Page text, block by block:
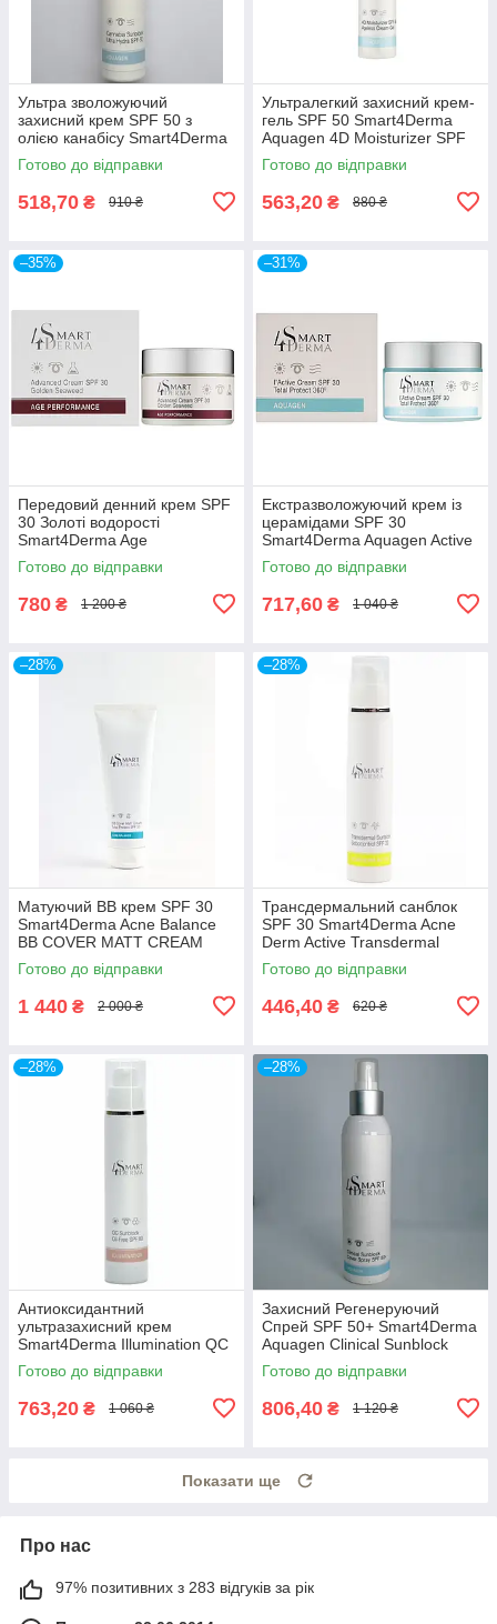
Ультра зволожуючий
захисний крем SPF 50 з
олією канабісу Smart4Derma
Aquagen Cannabia Sunblock
Ultra Hydra SPF 50
Готово до відправки
518,70 ₴ 910 ₴
Ультралегкий захисний крем-
гель SPF 50 Smart4Derma
Aquagen 4D Moisturizer SPF
50 Ageles Cream-Gel 50мл
Готово до відправки
563,20 ₴ 880 ₴
–35%
Передовий денний крем SPF
30 Золоті водорості
Smart4Derma Age
Performance DAY CREAM
SPF 30 GOLDEN SEAWEED
Готово до відправки
780 ₴ 1 200 ₴
–31%
Екстразволожуючий крем із
церамідами SPF 30
Smart4Derma Aquagen Active
Cream Total Protect 360-50мл
Готово до відправки
717,60 ₴ 1 040 ₴
–28%
Матуючий ВВ крем SPF 30
Smart4Derma Acne Balance
BB COVER MATT CREAM
230мл
Готово до відправки
1 440 ₴ 2 000 ₴
–28%
Трансдермальний санблок
SPF 30 Smart4Derma Acne
Derm Active Transdermal
Sunblock Sebocontrol Cream
Готово до відправки
446,40 ₴ 620 ₴
–28%
Антиоксидантний
ультразахисний крем
Smart4Derma Illumination QC
Sunblock Oil-Free SPF 500
Готово до відправки
763,20 ₴ 1 060 ₴
–28%
Захисний Регенеруючий
Спрей SPF 50+ Smart4Derma
Aquagen Clinical Sunblock
Cover Spray SPF 50+
Готово до відправки
806,40 ₴ 1 120 ₴
Показати ще
Про нас
97% позитивних з 283 відгуків за рік